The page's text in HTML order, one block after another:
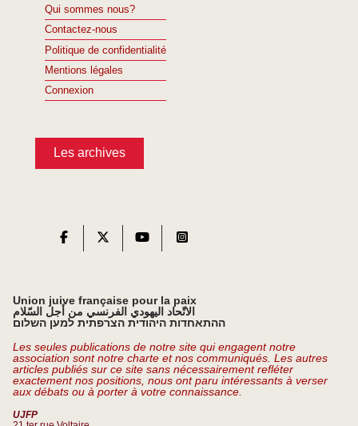
Qui sommes nous?
Contactez-nous
Politique de confidentialité
Mentions légales
Connexion
Les archives
Union juive française pour la paix
الاتّحاد اليهودي الفرنسي من أجل السّلام
ההתאחדות היהודית הצרפתית למען השלום
Les seules publications de notre site qui engagent notre
association sont notre charte et nos communiqués. Les autres
articles publiés sur ce site sans nécessairement refléter
exactement nos positions, nous ont paru intéressants à verser
aux débats ou à porter à votre connaissance.
UJFP